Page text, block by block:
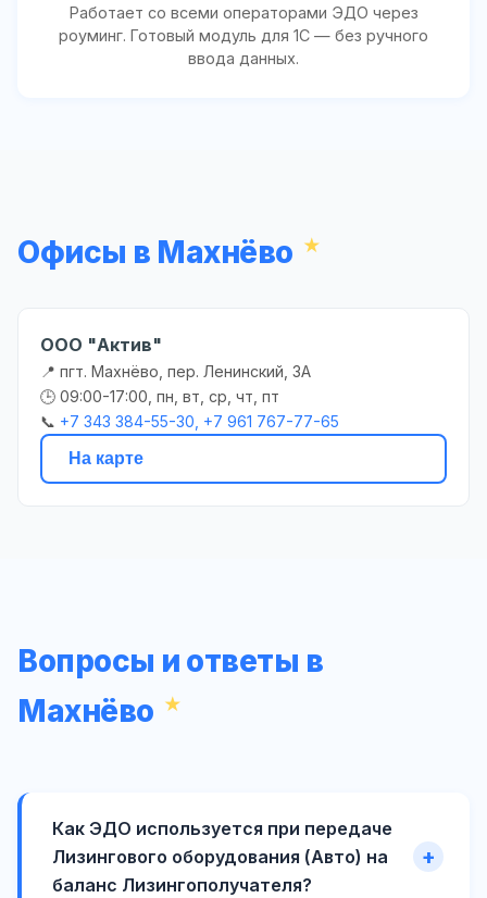
Работает со всеми операторами ЭДО через
роуминг. Готовый модуль для 1С — без ручного
ввода данных.
Офисы в Махнёво
ООО "Актив"
📍 пгт. Махнёво, пер. Ленинский, 3А
🕒 09:00-17:00, пн, вт, ср, чт, пт
📞 +7 343 384-55-30, +7 961 767-77-65
На карте
Вопросы и ответы в
Махнёво
Как ЭДО используется при передаче
Лизингового оборудования (Авто) на
баланс Лизингополучателя?